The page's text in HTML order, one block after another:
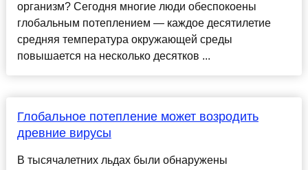
организм? Сегодня многие люди обеспокоены
глобальным потеплением — каждое десятилетие
средняя температура окружающей среды
повышается на несколько десятков ...
Глобальное потепление может возродить
древние вирусы
В тысячалетних льдах были обнаружены